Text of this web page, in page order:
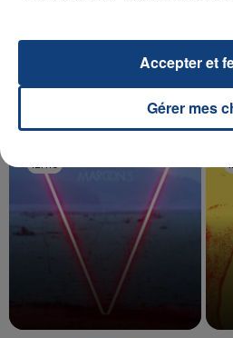
UNE ADOLESCENTE
reconnu sa responsabilité et
excuses.
TITRES DIFFUSÉS
12h19
12h19
Gérer mes
Accepter et